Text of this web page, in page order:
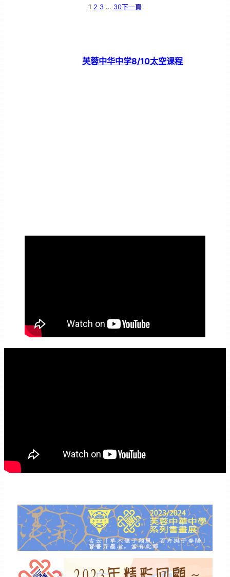
1 2 3 … 30下一頁
芙蓉中华中学8/10太空课程